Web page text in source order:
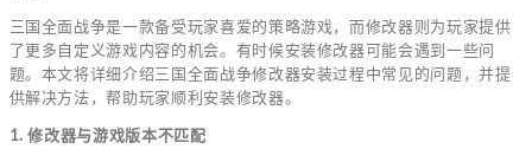
三国全面战争是一款备受玩家喜爱的策略游戏，而修改器则为玩家提供
了更多自定义游戏内容的机会。有时候安装修改器可能会遇到一些问
题。本文将详细介绍三国全面战争修改器安装过程中常见的问题，并提
供解决方法，帮助玩家顺利安装修改器。
1. 修改器与游戏版本不匹配